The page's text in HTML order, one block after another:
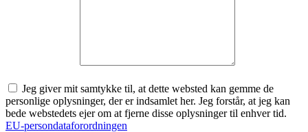
Jeg giver mit samtykke til, at dette websted kan gemme de
personlige oplysninger, der er indsamlet her. Jeg forstår, at jeg kan
bede webstedets ejer om at fjerne disse oplysninger til enhver tid.
EU-persondataforordningen